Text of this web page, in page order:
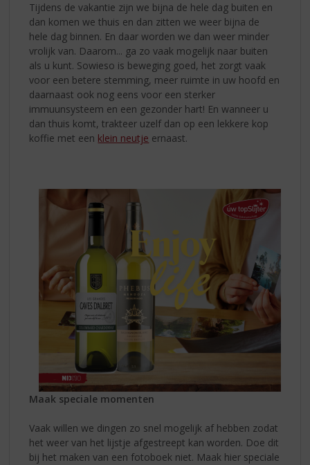
Tijdens de vakantie zijn we bijna de hele dag buiten en
dan komen we thuis en dan zitten we weer bijna de
hele dag binnen. En daar worden we dan weer minder
vrolijk van. Daarom... ga zo vaak mogelijk naar buiten
als u kunt. Sowieso is beweging goed, het zorgt vaak
voor een betere stemming, meer ruimte in uw hoofd en
daarnaast ook nog eens voor een sterker
immuunsysteem en een gezonder hart! En wanneer u
dan thuis komt, trakteer uzelf dan op een lekkere kop
koffie met een klein neutje ernaast.
Maak speciale momenten
Vaak willen we dingen zo snel mogelijk af hebben zodat
het weer van het lijstje afgestreept kan worden. Doe dit
bij het maken van een fotoboek niet. Maak hier speciale